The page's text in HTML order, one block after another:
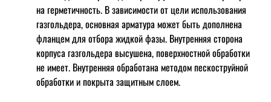
на герметичность. В зависимости от цели использования
газгольдера, основная арматура может быть дополнена
фланцем для отбора жидкой фазы. Внутренняя сторона
корпуса газгольдера высушена, поверхностной обработки
не имеет. Внутренняя обработана методом пескоструйной
обработки и покрыта защитным слоем.